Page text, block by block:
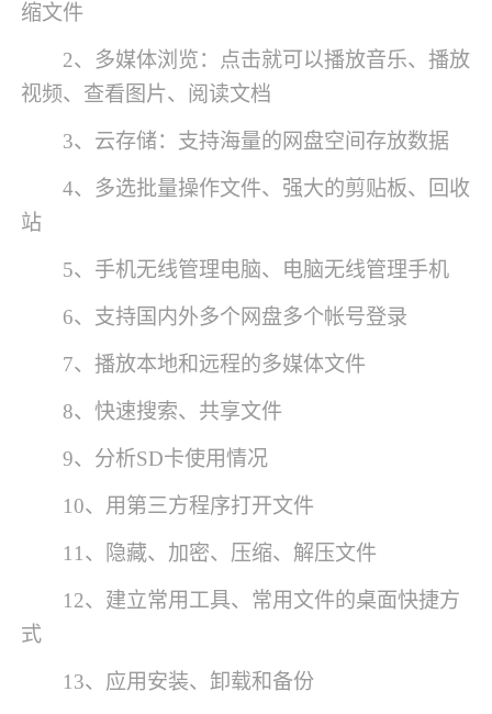
缩文件
2、多媒体浏览：点击就可以播放音乐、播放
视频、查看图片、阅读文档
3、云存储：支持海量的网盘空间存放数据
4、多选批量操作文件、强大的剪贴板、回收
站
5、手机无线管理电脑、电脑无线管理手机
6、支持国内外多个网盘多个帐号登录
7、播放本地和远程的多媒体文件
8、快速搜索、共享文件
9、分析SD卡使用情况
10、用第三方程序打开文件
11、隐藏、加密、压缩、解压文件
12、建立常用工具、常用文件的桌面快捷方
式
13、应用安装、卸载和备份